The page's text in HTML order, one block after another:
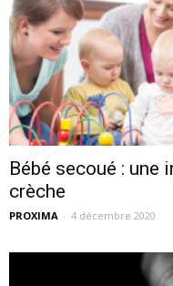
Bébé secoué : une
crèche
PROXIMA - 4 décembre 2020